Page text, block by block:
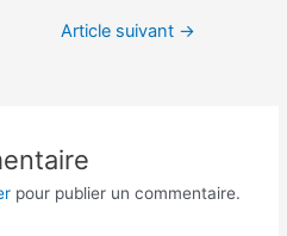
Article suivant →
pour publier un commentaire.